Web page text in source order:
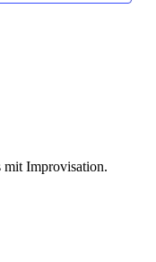
mit Improvisation.